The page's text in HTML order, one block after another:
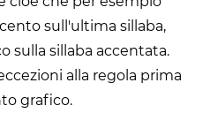
sull'ultima sillaba,
sulla sillaba accentata.
alla regola prima
grafico.